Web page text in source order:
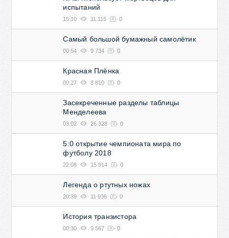
испытаний
15:10 11 115 0
Самый большой бумажный самолётик
00:54 9 734 0
Красная Плёнка
00:27 8 810 0
Засекреченные разделы таблицы
Менделеева
03:02 26 328 0
5:0 открытие чемпионата мира по
футболу 2018
22:08 15 914 0
Легенда о ртутных ножах
20:39 11 936 0
История транзистора
00:30 9 567 0